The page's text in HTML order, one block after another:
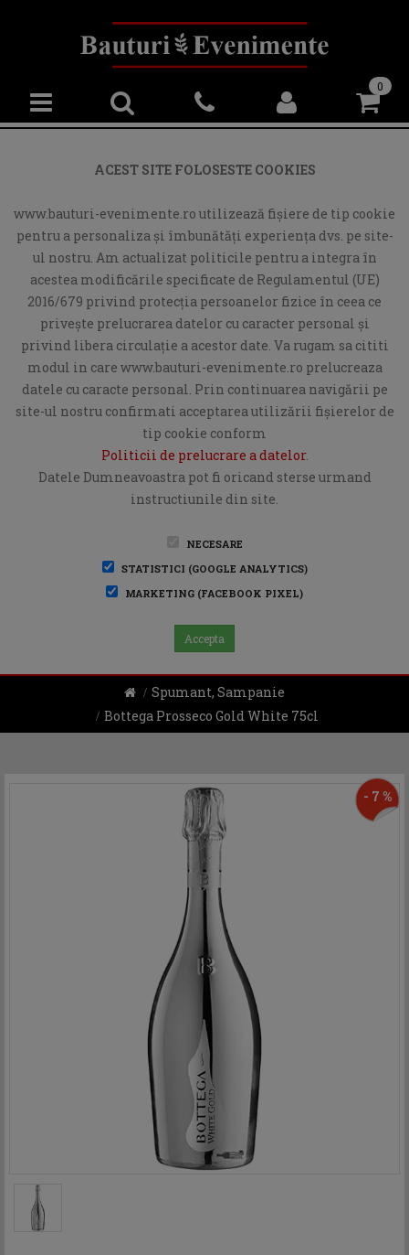
0
ACEST SITE FOLOSESTE COOKIES
www.bauturi-evenimente.ro utilizează fişiere de tip cookie
pentru a personaliza și îmbunătăți experiența dvs. pe site-
ul nostru. Am actualizat politicile pentru a integra în
acestea modificările specificate de Regulamentul (UE)
2016/679 privind protecția persoanelor fizice în ceea ce
privește prelucrarea datelor cu caracter personal și
privind libera circulație a acestor date. Va rugam sa cititi
modul in care www.bauturi-evenimente.ro prelucreaza
datele cu caracte personal. Prin continuarea navigării pe
site-ul nostru confirmati acceptarea utilizării fişierelor de
tip cookie conform
Politicii de prelucrare a datelor.
Datele Dumneavoastra pot fi oricand sterse urmand
instructiunile din site.
NECESARE
STATISTICI (GOOGLE ANALYTICS)
MARKETING (FACEBOOK PIXEL)
Accepta
Spumant, Sampanie
Bottega Prosseco Gold White 75cl
- 7 %